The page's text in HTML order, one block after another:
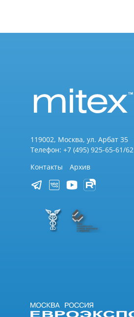
119002, Москва, ул. Арбат 35
Телефон: +7 (495) 925-65-61/62
Контакты
Архив